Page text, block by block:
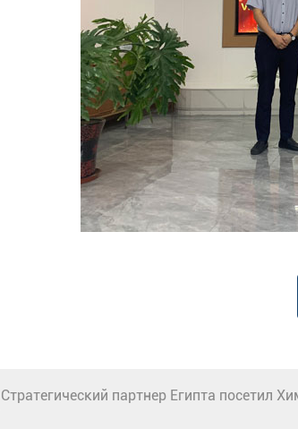
Стратегический партнер Египта посетил